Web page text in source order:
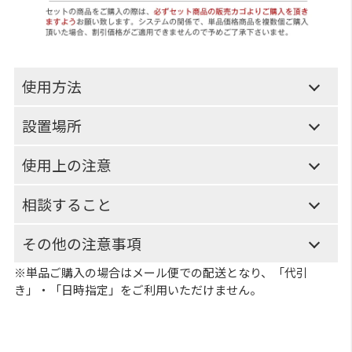
使用方法
設置場所
使用上の注意
相談すること
その他の注意事項
※単品ご購入の場合はメール便での配送となり、「代引
き」・「日時指定」をご利用いただけません。